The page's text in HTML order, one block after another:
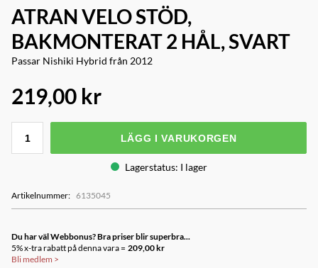
ATRAN VELO STÖD,
BAKMONTERAT 2 HÅL, SVART
Passar Nishiki Hybrid från 2012
219,00 kr
LÄGG I VARUKORGEN
Lagerstatus: I lager
Artikelnummer: 6135045
Du har väl Webbonus? Bra priser blir superbra...
5% x-tra rabatt på denna vara = 209,00 kr
Bli medlem >